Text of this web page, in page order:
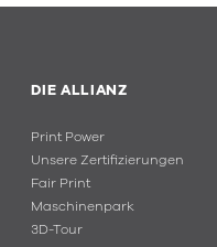
DIE ALLIANZ
Print Power
Unsere Zertifizierungen
Fair Print
Maschinenpark
3D-Tour